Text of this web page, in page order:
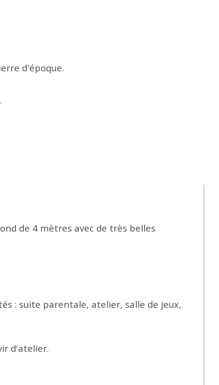
d'époque.
de 4 mètres avec de très belles
: suite parentale, atelier, salle de jeux,
d'atelier.